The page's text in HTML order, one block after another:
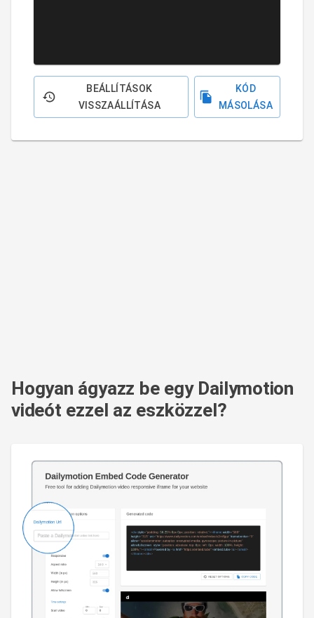
BEÁLLÍTÁSOK
VISSZAÁLLÍTÁSA
KÓD
MÁSOLÁSA
Hogyan ágyazz be egy Dailymotion
videót ezzel az eszközzel?